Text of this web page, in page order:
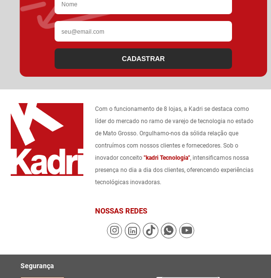
CADASTRAR
Com o funcionamento de 8 lojas, a Kadri se destaca como
líder do mercado no ramo de varejo de tecnologia no estado
de Mato Grosso. Orgulhamo-nos da sólida relação que
contruímos com nossos clientes e fornecedores. Sob o
inovador conceito "kadri Tecnologia", intensificamos nossa
presença no dia a dia dos clientes, oferencendo experiências
tecnológicas inovadoras.
NOSSAS REDES
Segurança